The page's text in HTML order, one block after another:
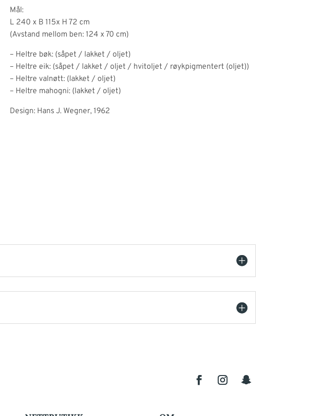
Mål:
L 240 x B 115x H 72 cm
(Avstand mellom ben: 124 x 70 cm)
– Heltre bøk: (såpet / lakket / oljet)
– Heltre eik: (såpet / lakket / oljet / hvitoljet / røykpigmentert (oljet))
– Heltre valnøtt: (lakket / oljet)
– Heltre mahogni: (lakket / oljet)
Design: Hans J. Wegner, 1962